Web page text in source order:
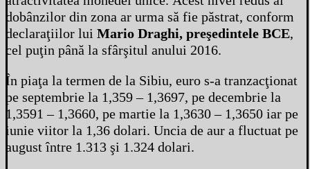
dobânzilor din zona ar urma să fie păstrat, conform
declaraţiilor lui Mario Draghi, preşedintele BCE,
cel puţin până la sfârşitul anului 2016.
În piaţa la termen de la Sibiu, euro s-a tranzacţionat
pe septembrie la 1,359 – 1,3697, pe decembrie la
1,3591 – 1,3660, pe martie la 1,3630 – 1,3650 iar pe
iunie viitor la 1,36 dolari. Uncia de aur a fluctuat pe
august între 1.313 şi 1.324 dolari.